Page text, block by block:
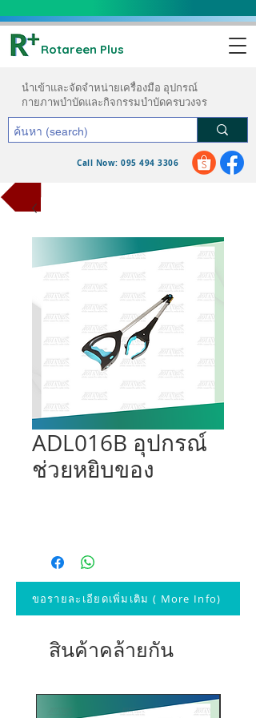
Rotareen Plus
นำเข้าและจัดจำหน่ายเครื่องมือ อุปกรณ์
กายภาพบำบัดและกิจกรรมบำบัดครบวงจร
Call Now: 095 494 3306
ADL016B อุปกรณ์
ช่วยหยิบของ
ขอรายละเอียดเพิ่มเติม ( More Info)
สินค้าคล้ายกัน